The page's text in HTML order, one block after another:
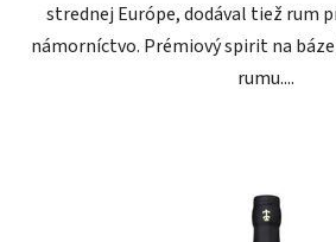
strednej Európe, dodával tiež rum
námorníctvo. Prémiový spirit na
rumu....